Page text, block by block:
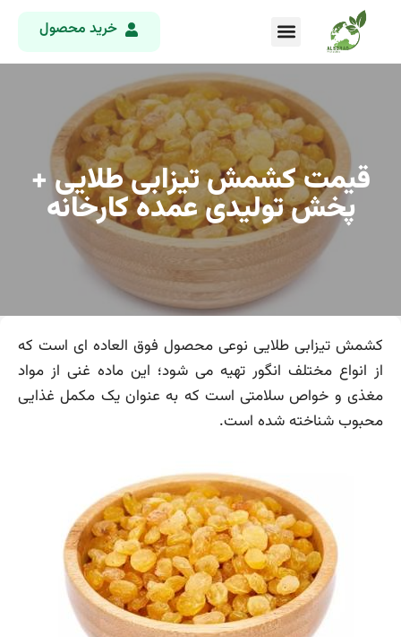
خرید محصول
قیمت کشمش تیزابی طلایی +
پخش تولیدی عمده کارخانه
کشمش تیزابی طلایی نوعی محصول فوق العاده ای است که
از انواع مختلف انگور تهیه می شود؛ این ماده غنی از مواد
مغذی و خواص سلامتی است که به عنوان یک مکمل غذایی
محبوب شناخته شده است.